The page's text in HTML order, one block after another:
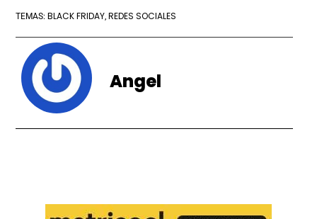
TEMAS: BLACK FRIDAY, REDES SOCIALES
Angel